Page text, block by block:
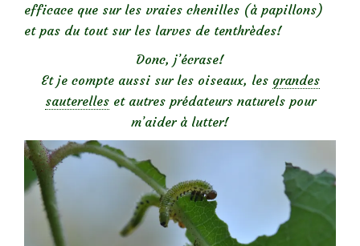
efficace que sur les vraies chenilles (à papillons)
et pas du tout sur les larves de tenthrèdes!
Donc, j’écrase!
Et je compte aussi sur les oiseaux, les grandes
sauterelleset autres prédateurs naturels pour
m’aider à lutter!